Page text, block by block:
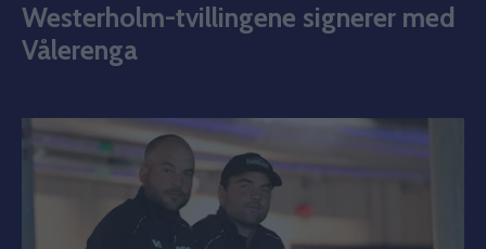
Westerholm-tvillingene signerer med
Vålerenga
Dette er Westerholm-tvillingene. Publisert 2026-08-05